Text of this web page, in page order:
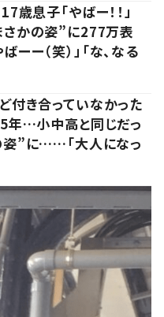
歳息子「やばー！！」
かの姿”に277万表
ーー（笑）」「な、なる
付き合っていなかった
年…小中高と同じだっ
”に……「大人になっ